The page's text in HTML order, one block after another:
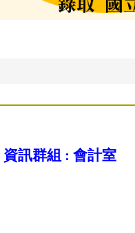
資訊群組 : 會計室